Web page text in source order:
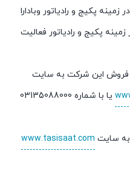
پکیج و رادیاتور وبادارا
پکیج و رادیاتور فعالیت
فروش این شرکت به سایت
یا با شماره 03135088000
به سایت www.tasisaat.com